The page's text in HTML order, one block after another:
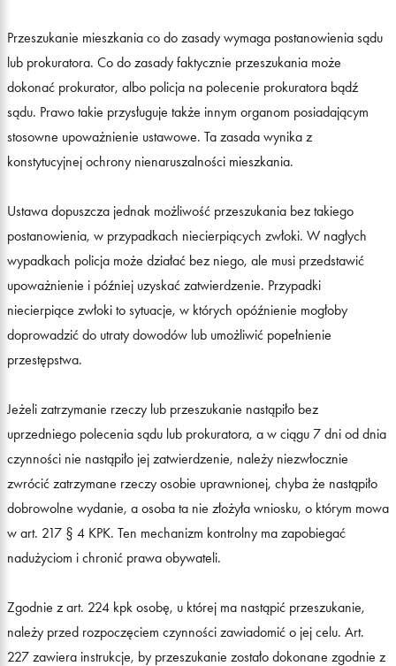
Przeszukanie mieszkania co do zasady wymaga postanowienia sądu
lub prokuratora. Co do zasady faktycznie przeszukania może
dokonać prokurator, albo policja na polecenie prokuratora bądź
sądu. Prawo takie przysługuje także innym organom posiadającym
stosowne upoważnienie ustawowe. Ta zasada wynika z
konstytucyjnej ochrony nienaruszalności mieszkania.
Ustawa dopuszcza jednak możliwość przeszukania bez takiego
postanowienia, w przypadkach niecierpiących zwłoki. W nagłych
wypadkach policja może działać bez niego, ale musi przedstawić
upoważnienie i później uzyskać zatwierdzenie. Przypadki
niecierpiące zwłoki to sytuacje, w których opóźnienie mogłoby
doprowadzić do utraty dowodów lub umożliwić popełnienie
przestępstwa.
Jeżeli zatrzymanie rzeczy lub przeszukanie nastąpiło bez
uprzedniego polecenia sądu lub prokuratora, a w ciągu 7 dni od dnia
czynności nie nastąpiło jej zatwierdzenie, należy niezwłocznie
zwrócić zatrzymane rzeczy osobie uprawnionej, chyba że nastąpiło
dobrowolne wydanie, a osoba ta nie złożyła wniosku, o którym mowa
w art. 217 § 4 KPK. Ten mechanizm kontrolny ma zapobiegać
nadużyciom i chronić prawa obywateli.
Zgodnie z art. 224 kpk osobę, u której ma nastąpić przeszukanie,
należy przed rozpoczęciem czynności zawiadomić o jej celu. Art.
227 zawiera instrukcje, by przeszukanie zostało dokonane zgodnie z